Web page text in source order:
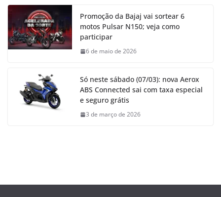
Promoção da Bajaj vai sortear 6
motos Pulsar N150; veja como
participar
6 de maio de 2026
Só neste sábado (07/03): nova Aerox
ABS Connected sai com taxa especial
e seguro grátis
3 de março de 2026